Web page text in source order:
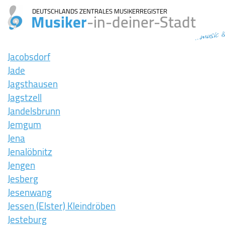
DEUTSCHLANDS ZENTRALES MUSIKERREGISTER
Musiker-in-deiner-Stadt...music
Jacobsdorf
Jade
Jagsthausen
Jagstzell
Jandelsbrunn
Jemgum
Jena
Jenalöbnitz
Jengen
Jesberg
Jesenwang
Jessen (Elster) Kleindröben
Jesteburg